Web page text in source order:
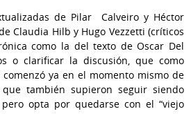
de Pilar Calveiro y Héctor
Claudia Hilb y Hugo Vezzetti (críticos
como la del texto de Oscar Del
o clarificar la discusión, que como
comenzó ya en el momento mismo de
también supieron seguir siendo
opta por quedarse con el “viejo